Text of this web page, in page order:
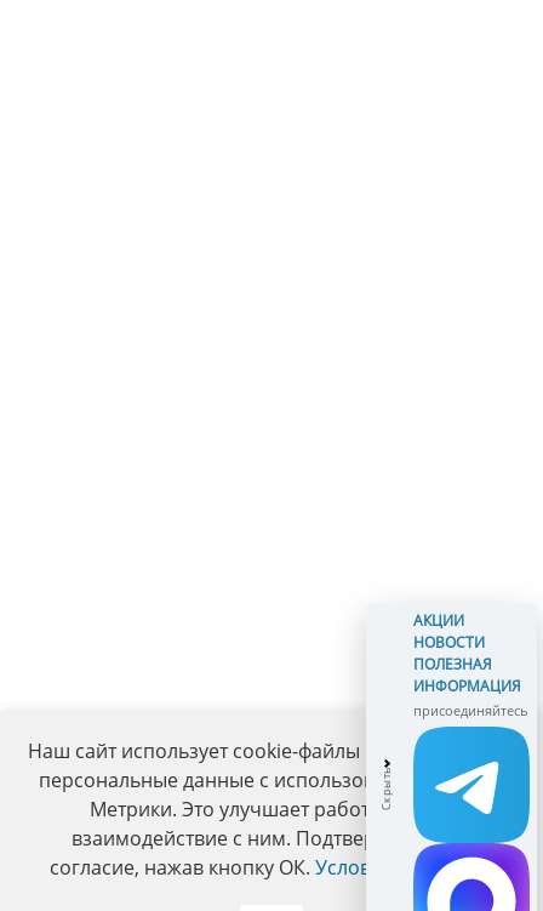
Наш сайт использует cookie-файлы и обрабатывает
персональные данные с использованием Яндекс
Метрики. Это улучшает работу сайта и
взаимодействие с ним. Подтвердите ваше
согласие, нажав кнопку ОК. Условия политики.
АКЦИИ
НОВОСТИ
ПОЛЕЗНАЯ
ИНФОРМАЦИЯ
присоединяйтесь